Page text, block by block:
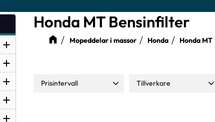
Honda MT Bensinfilter
Mopeddelar i massor Honda Honda MT
Prisintervall
Tillverkare